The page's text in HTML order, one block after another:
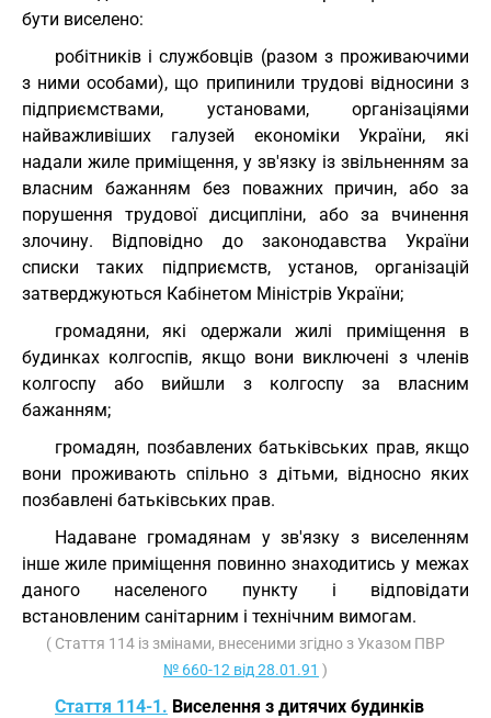
бути виселено:
робітників і службовців (разом з проживаючими
з ними особами), що припинили трудові відносини з
підприємствами, установами, організаціями
найважливіших галузей економіки України, які
надали жиле приміщення, у зв'язку із звільненням за
власним бажанням без поважних причин, або за
порушення трудової дисципліни, або за вчинення
злочину. Відповідно до законодавства України
списки таких підприємств, установ, організацій
затверджуються Кабінетом Міністрів України;
громадяни, які одержали жилі приміщення в
будинках колгоспів, якщо вони виключені з членів
колгоспу або вийшли з колгоспу за власним
бажанням;
громадян, позбавлених батьківських прав, якщо
вони проживають спільно з дітьми, відносно яких
позбавлені батьківських прав.
Надаване громадянам у зв'язку з виселенням
інше жиле приміщення повинно знаходитись у межах
даного населеного пункту і відповідати
встановленим санітарним і технічним вимогам.
( Стаття 114 із змінами, внесеними згідно з Указом ПВР
№ 660-12 від 28.01.91 )
Стаття 114-1. Виселення з дитячих будинків